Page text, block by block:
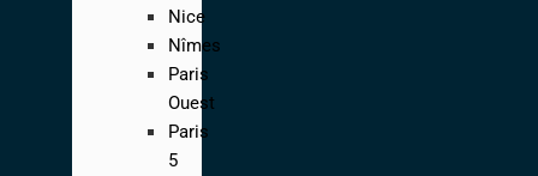
Nice
Nîmes
Paris
Ouest
Paris
5